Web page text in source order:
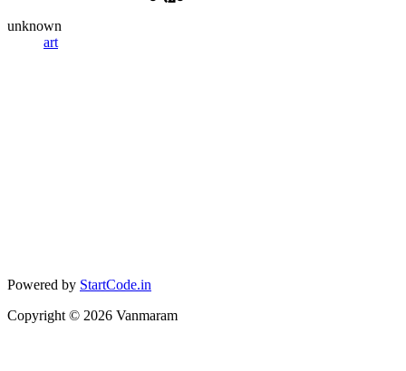
unknown
art
Powered by StartCode.in
Copyright © 2026 Vanmaram